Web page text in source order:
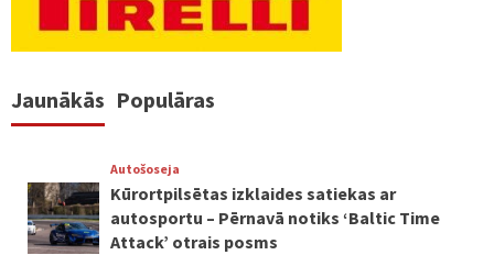
Jaunākās Populāras
Autošoseja
Kūrortpilsētas izklaides satiekas ar
autosportu – Pērnavā notiks ‘Baltic Time
Attack’ otrais posms